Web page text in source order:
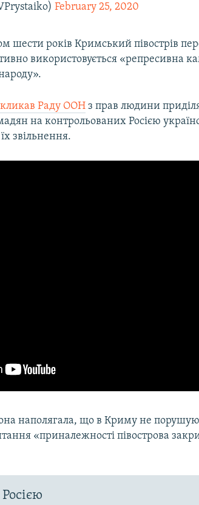
February 25, 2020
шести років Кримський півострів
використовується «репресивна
Раду ООН з прав людини
на контрольованих Росією
звільнення.
наполягала, що в Криму не
«приналежності півострова